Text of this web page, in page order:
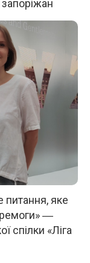
питання, яке
―
спілки «Ліга